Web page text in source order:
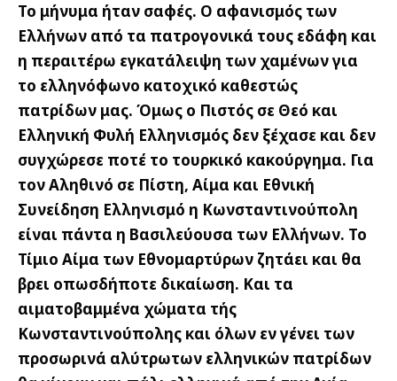
Το μήνυμα ήταν σαφές. Ο αφανισμός των
Ελλήνων από τα πατρογονικά τους εδάφη και
η περαιτέρω εγκατάλειψη των χαμένων για
το ελληνόφωνο κατοχικό καθεστώς
πατρίδων μας. Όμως ο Πιστός σε Θεό και
Ελληνική Φυλή Ελληνισμός δεν ξέχασε και δεν
συγχώρεσε ποτέ το τουρκικό κακούργημα. Για
τον Αληθινό σε Πίστη, Αίμα και Εθνική
Συνείδηση Ελληνισμό η Κωνσταντινούπολη
είναι πάντα η Βασιλεύουσα των Ελλήνων. Το
Τίμιο Αίμα των Εθνομαρτύρων ζητάει και θα
βρει οπωσδήποτε δικαίωση. Και τα
αιματοβαμμένα χώματα τής
Κωνσταντινούπολης και όλων εν γένει των
προσωρινά αλύτρωτων ελληνικών πατρίδων